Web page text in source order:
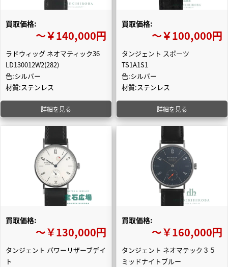
買取価格:
〜￥140,000円
ラドウィッグ ネオマティック36
LD130012W2(282)
色:シルバー
材質:ステンレス
詳細を見る
買取価格:
〜￥100,000円
タンジェント スポーツ
TS1A1S1
色:シルバー
材質:ステンレス
詳細を見る
買取価格:
〜￥130,000円
タンジェント パワーリザーブデイ
ト
買取価格:
〜￥160,000円
タンジェント ネオマテック３５
ミッドナイトブルー